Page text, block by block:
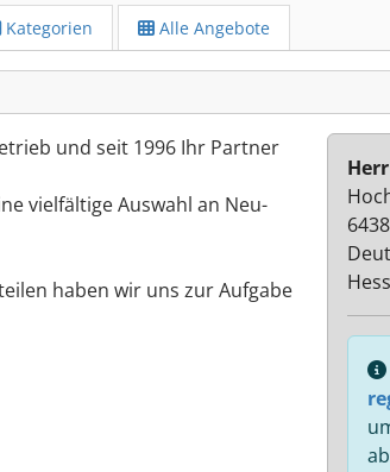
Kategorien Alle Angebote
und seit 1996 Ihr Partner
vielfältige Auswahl an Neu-
haben wir uns zur Aufgabe